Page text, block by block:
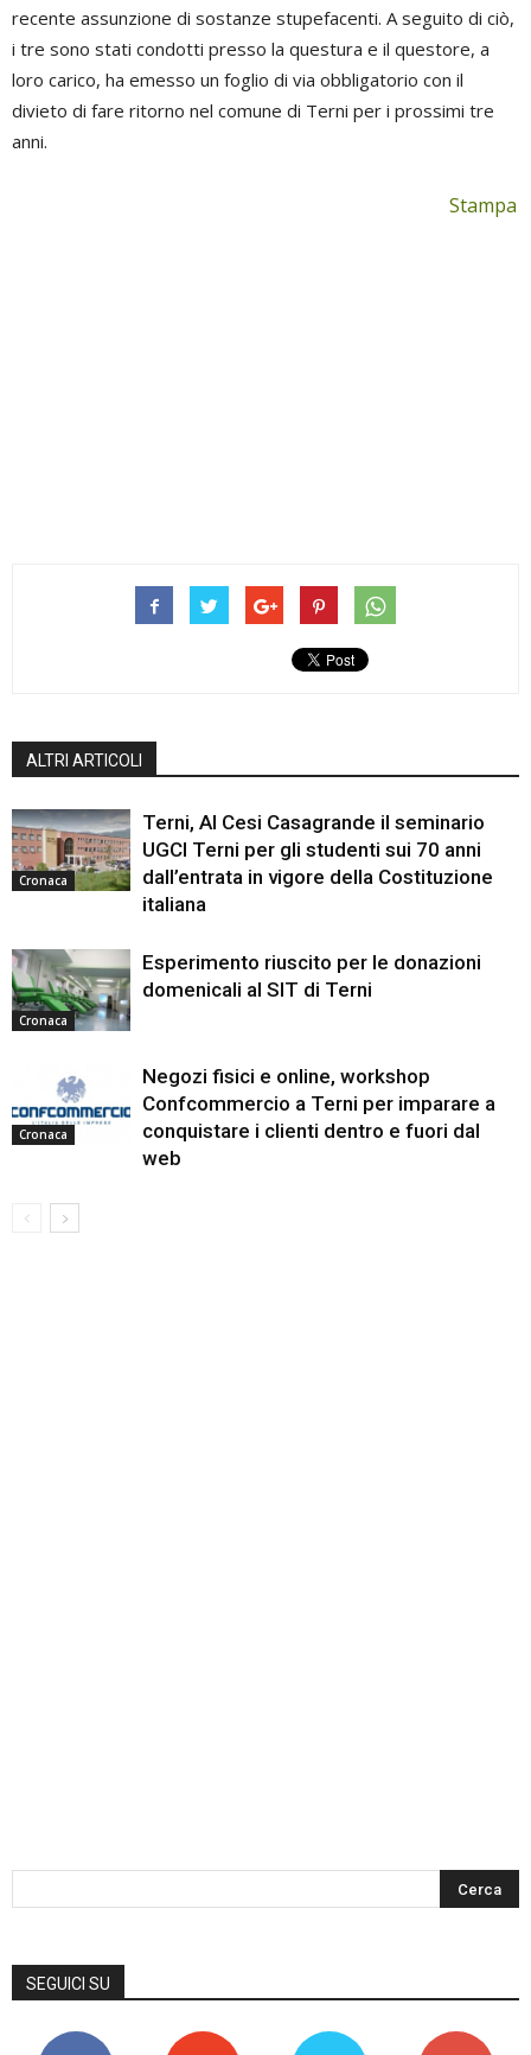
recente assunzione di sostanze stupefacenti. A seguito di ciò,
i tre sono stati condotti presso la questura e il questore, a
loro carico, ha emesso un foglio di via obbligatorio con il
divieto di fare ritorno nel comune di Terni per i prossimi tre
anni.
Stampa
ALTRI ARTICOLI
Cronaca
Terni, Al Cesi Casagrande il seminario
UGCI Terni per gli studenti sui 70 anni
dall’entrata in vigore della Costituzione
italiana
Cronaca
Esperimento riuscito per le donazioni
domenicali al SIT di Terni
Cronaca
Negozi fisici e online, workshop
Confcommercio a Terni per imparare a
conquistare i clienti dentro e fuori dal
web
SEGUICI SU